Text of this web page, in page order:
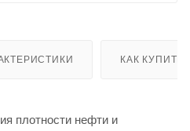
КАК КУПИТЬ
плотности нефти и